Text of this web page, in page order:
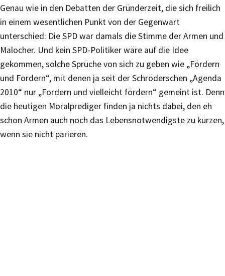
Genau wie in den Debatten der Gründerzeit, die sich freilich
in einem wesentlichen Punkt von der Gegenwart
unterschied: Die SPD war damals die Stimme der Armen und
Malocher. Und kein SPD-Politiker wäre auf die Idee
gekommen, solche Sprüche von sich zu geben wie „Fördern
und Fordern“, mit denen ja seit der Schröderschen „Agenda
2010“ nur „Fordern und vielleicht fördern“ gemeint ist. Denn
die heutigen Moralprediger finden ja nichts dabei, den eh
schon Armen auch noch das Lebensnotwendigste zu kürzen,
wenn sie nicht parieren.